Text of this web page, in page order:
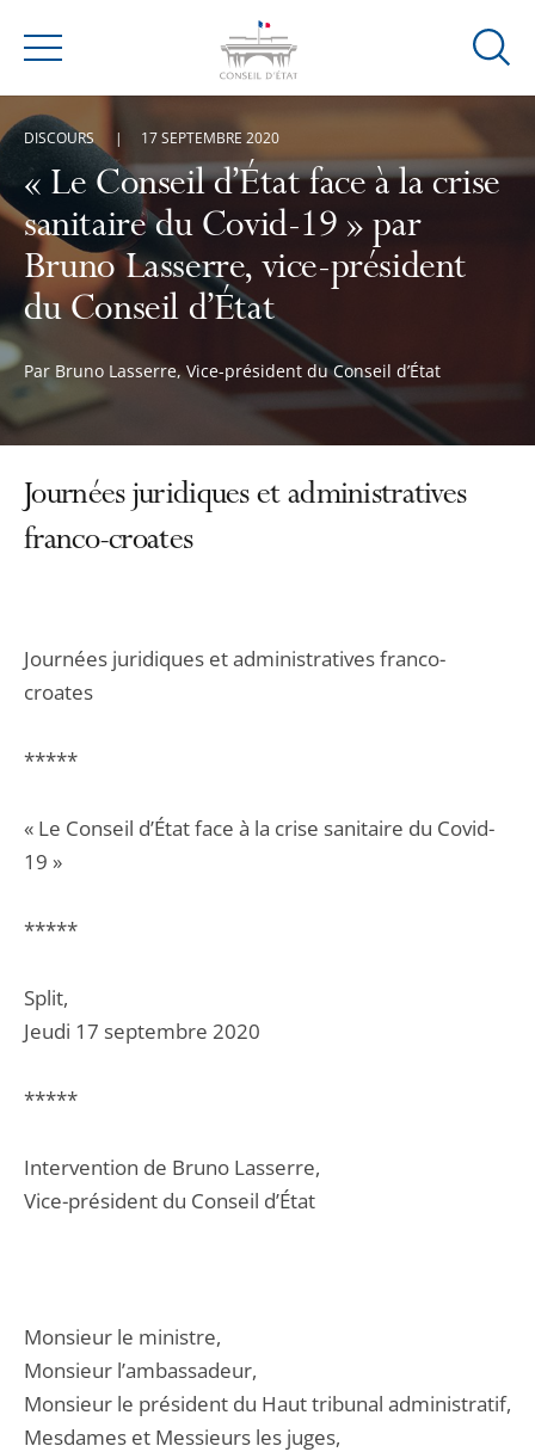
Menu
Ouvrir
de
« Le Conseil d’État face à la crise
sanitaire du Covid-19 » par
Bruno Lasserre, vice-président
du Conseil d’État
Par Bruno Lasserre, Vice-président du Conseil d’État
DISCOURS 17 SEPTEMBRE 2020
Journées juridiques et administratives
franco-croates
Journées juridiques et administratives franco-
croates
*****
« Le Conseil d’État face à la crise sanitaire du Covid-
19 »
*****
Split,
Jeudi 17 septembre 2020
*****
Intervention de Bruno Lasserre,
Vice-président du Conseil d’État
Monsieur le ministre,
Monsieur l’ambassadeur,
Monsieur le président du Haut tribunal administratif,
Mesdames et Messieurs les juges,